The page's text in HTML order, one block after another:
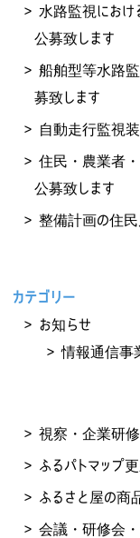
水路監視にお
公募致します
船舶型等水路
募致します
自動走行監視
住民・農業者・
公募致します
整備計画の住
カテゴリー
お知らせ
情報通信事
視察・企業研
ふるパトマップ
ふるさと屋の商
会議・研修会